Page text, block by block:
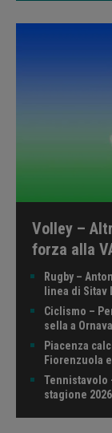
Volley –
forza alla
Rugby –
linea di Sitav
Ciclismo –
sella a
Piacenza
Fiorenzuola
Tennistavolo
stagione